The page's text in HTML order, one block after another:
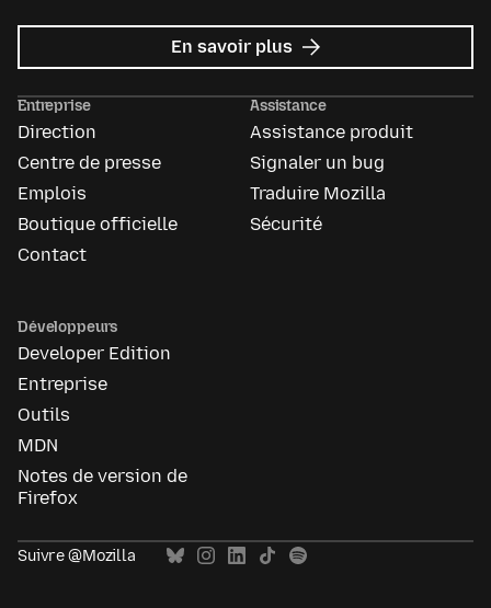
En savoir plus sur
Mozilla
Entreprise
Direction
Centre de presse
Emplois
Boutique officielle
Contact
Assistance
Assistance produit
Signaler un bug
Traduire Mozilla
Sécurité
Développeurs
Developer Edition
Entreprise
Outils
MDN
Notes de version de
Firefox
Suivre @Mozilla